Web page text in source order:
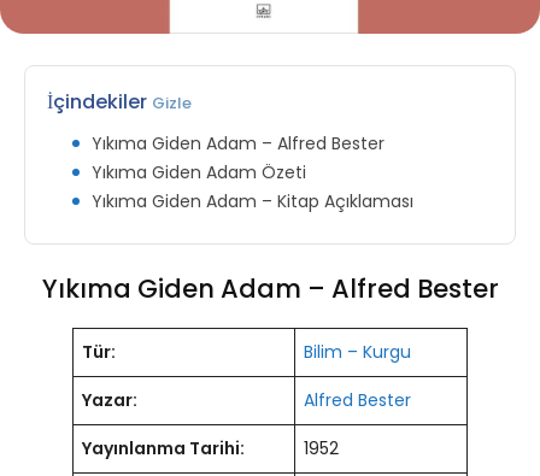
İçindekiler Gizle
Yıkıma Giden Adam – Alfred Bester
Yıkıma Giden Adam Özeti
Yıkıma Giden Adam – Kitap Açıklaması
Yıkıma Giden Adam – Alfred Bester
Tür:
Bilim – Kurgu
Yazar:
Alfred Bester
Yayınlanma Tarihi:
1952